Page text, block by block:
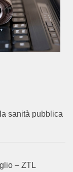
sanità pubblica
– ZTL